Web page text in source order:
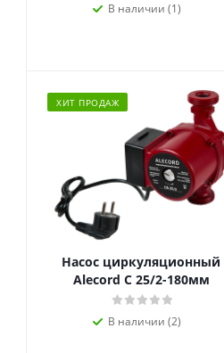
В наличии (1)
ХИТ ПРОДАЖ
Насос циркуляционный
Alecord C 25/2-180мм
В наличии (2)